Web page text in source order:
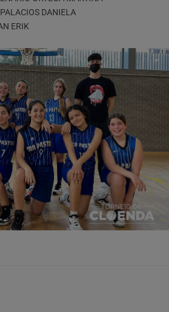
DANIELA
ERIK